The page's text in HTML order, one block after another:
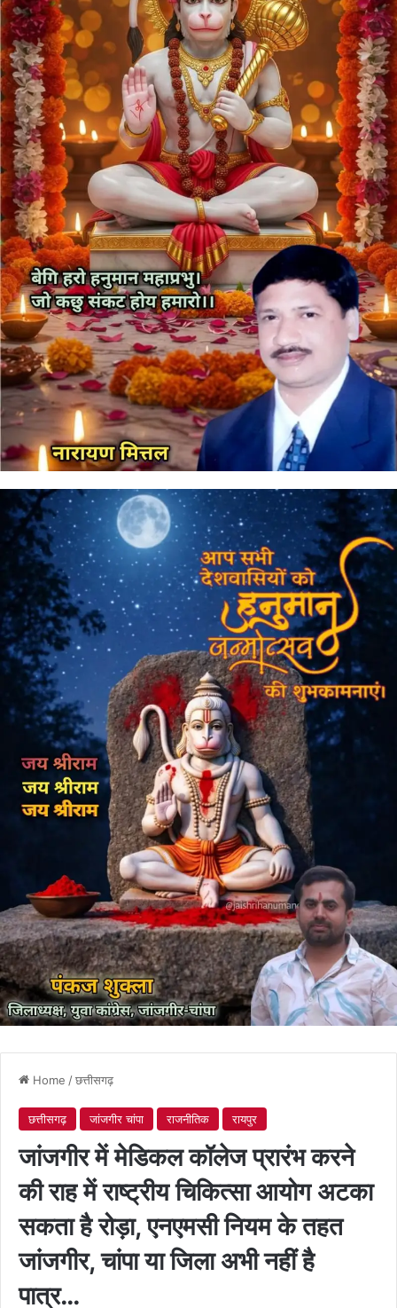
Home /छत्तीसगढ़
छत्तीसगढ़ जांजगीर चांपा राजनीतिक रायपुर
जांजगीर में मेडिकल कॉलेज प्रारंभ करने
की राह में राष्ट्रीय चिकित्सा आयोग अटका
सकता है रोड़ा, एनएमसी नियम के तहत
जांजगीर, चांपा या जिला अभी नहीं है
पात्र…